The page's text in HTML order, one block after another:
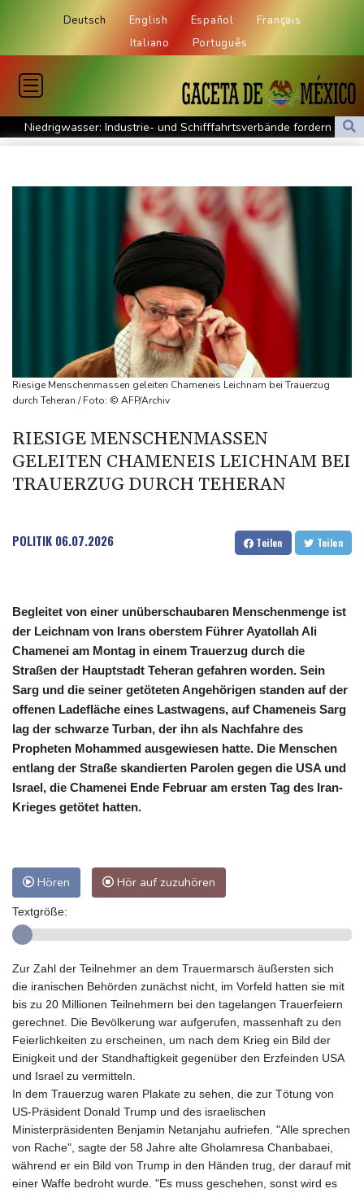
Deutsch English Español
Français
Italiano
Português
Niedrigwasser: Industrie- und Schifffahrtsverbände fordern
konkrete Schritte
Spitzentreffen in Bonn
Bundesgerichtshof urteilt über Mann wegen Kriegsverbrechen in
syrischem Bürgerkrieg
Urteil in Prozess um tödlichen Autoanschlag auf Verdi-
Demonstration in München
Vorwurf der Preisabsprache: Drei US-Produzenten müssen 53
Millionen Eier spenden
Investoren-Affäre: Fifa-Spitze stellt sich "uneingeschränkt" hinter
Infantino
Steinmeier-Nachfolge: Özdemir spricht sich für eine Frau aus
Mond eingeschlagen
Nilpferd-Baby von Herde von Drogenboss Escobar erst gerettet
und dann doch gestorben
grundsätzliche Gegenmaßnahmen
Riesige Menschenmassen geleiten Chameneis Leichnam bei Trauerzug
durch Teheran / Foto: © AFP/Archiv
RIESIGE MENSCHENMASSEN
GELEITEN CHAMENEIS LEICHNAM BEI
TRAUERZUG DURCH TEHERAN
POLITIK 06.07.2026 Teilen Teilen
Begleitet von einer unüberschaubaren Menschenmenge ist
der Leichnam von Irans oberstem Führer Ayatollah Ali
Chamenei am Montag in einem Trauerzug durch die
Straßen der Hauptstadt Teheran gefahren worden. Sein
Sarg und die seiner getöteten Angehörigen standen auf der
offenen Ladefläche eines Lastwagens, auf Chameneis Sarg
lag der schwarze Turban, der ihn als Nachfahre des
Propheten Mohammed ausgewiesen hatte. Die Menschen
entlang der Straße skandierten Parolen gegen die USA und
Israel, die Chamenei Ende Februar am ersten Tag des Iran-
Krieges getötet hatten.
Hören Hör auf zuzuhören
Textgröße:
Zur Zahl der Teilnehmer an dem Trauermarsch äußersten sich
die iranischen Behörden zunächst nicht, im Vorfeld hatten sie mit
bis zu 20 Millionen Teilnehmern bei den tagelangen Trauerfeiern
gerechnet. Die Bevölkerung war aufgerufen, massenhaft zu den
Feierlichkeiten zu erscheinen, um nach dem Krieg ein Bild der
Einigkeit und der Standhaftigkeit gegenüber den Erzfeinden USA
und Israel zu vermitteln.
In dem Trauerzug waren Plakate zu sehen, die zur Tötung von
US-Präsident Donald Trump und des israelischen
Ministerpräsidenten Benjamin Netanjahu aufriefen. "Alle sprechen
von Rache", sagte der 58 Jahre alte Gholamresa Chanbabaei,
während er ein Bild von Trump in den Händen trug, der darauf mit
einer Waffe bedroht wurde. "Es muss geschehen, sonst wird es